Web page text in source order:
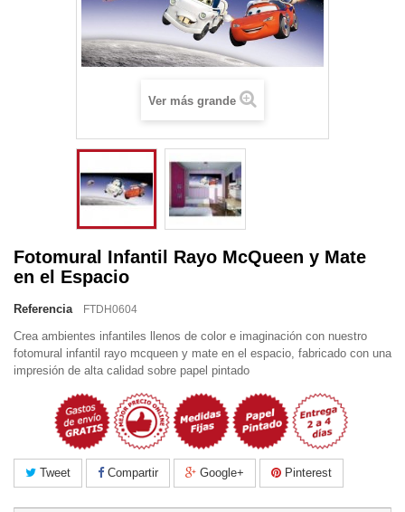
Ver más grande
Fotomural Infantil Rayo McQueen y Mate
en el Espacio
Referencia FTDH0604
Crea ambientes infantiles llenos de color e imaginación con nuestro
fotomural infantil rayo mcqueen y mate en el espacio, fabricado con una
impresión de alta calidad sobre papel pintado
Tweet Compartir Google+ Pinterest